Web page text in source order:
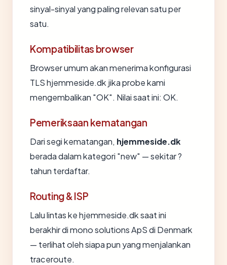
sinyal-sinyal yang paling relevan satu per
satu.
Kompatibilitas browser
Browser umum akan menerima konfigurasi
TLS hjemmeside.dk jika probe kami
mengembalikan "OK". Nilai saat ini: OK.
Pemeriksaan kematangan
Dari segi kematangan, hjemmeside.dk
berada dalam kategori "new" — sekitar ?
tahun terdaftar.
Routing & ISP
Lalu lintas ke hjemmeside.dk saat ini
berakhir di mono solutions ApS di Denmark
— terlihat oleh siapa pun yang menjalankan
traceroute.